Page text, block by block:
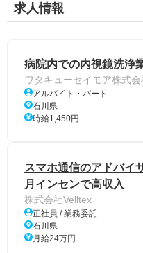
求人情報
病院内での内視鏡洗浄
ワタキューセイモア株式会
アルバイト・パート
石川県
時給1,450円
スマホ通信のアドバイ
月インセンで高収入
株式会社Velltex
正社員 / 業務委託
石川県
月給24万円